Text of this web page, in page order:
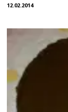
12.02.2014